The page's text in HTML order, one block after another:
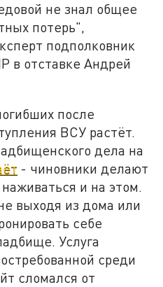
не знал общее
потерь",
подполковник
в отставке Андрей
после
ВСУ растёт.
дела на
- чиновники делают
и на этом.
выходя из дома или
себе
Услуга
среди
сломался от